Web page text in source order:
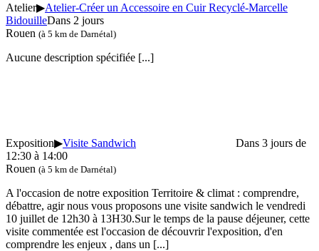
Atelier▶Atelier-Créer un Accessoire en Cuir Recyclé-Marcelle
BidouilleDans 2 jours
Rouen (à 5 km de Darnétal)
Aucune description spécifiée [...]
Exposition▶Visite Sandwich
Dans 3 jours de
12:30 à 14:00
Rouen (à 5 km de Darnétal)
A l'occasion de notre exposition Territoire & climat : comprendre,
débattre, agir nous vous proposons une visite sandwich le vendredi
10 juillet de 12h30 à 13H30.Sur le temps de la pause déjeuner, cette
visite commentée est l'occasion de découvrir l'exposition, d'en
comprendre les enjeux , dans un [...]